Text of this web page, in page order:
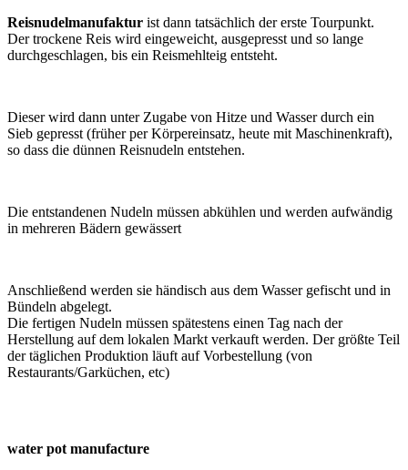
Reisnudelmanufaktur ist dann tatsächlich der erste Tourpunkt.
Der trockene Reis wird eingeweicht, ausgepresst und so lange
durchgeschlagen, bis ein Reismehlteig entsteht.
Dieser wird dann unter Zugabe von Hitze und Wasser durch ein
Sieb gepresst (früher per Körpereinsatz, heute mit Maschinenkraft),
so dass die dünnen Reisnudeln entstehen.
Die entstandenen Nudeln müssen abkühlen und werden aufwändig
in mehreren Bädern gewässert
Anschließend werden sie händisch aus dem Wasser gefischt und in
Bündeln abgelegt.
Die fertigen Nudeln müssen spätestens einen Tag nach der
Herstellung auf dem lokalen Markt verkauft werden. Der größte Teil
der täglichen Produktion läuft auf Vorbestellung (von
Restaurants/Garküchen, etc)
water pot manufacture